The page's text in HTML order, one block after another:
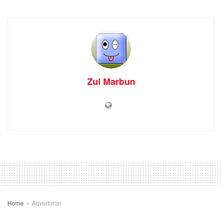
Zul Marbun
Home Advertorial